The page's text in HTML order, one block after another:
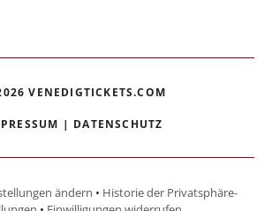
VENEDIGTICKETS.COM
| DATENSCHUTZ
ändern • Historie der Privatsphäre-